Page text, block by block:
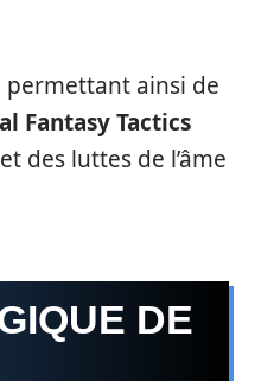
permettant ainsi de
Fantasy Tactics
des luttes de l’âme
DE